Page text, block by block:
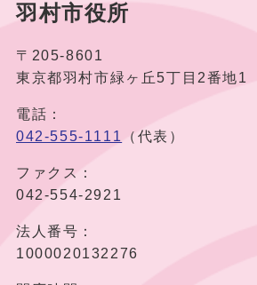
羽村市役所
〒205-8601
東京都羽村市緑ヶ丘5丁目2番地1
電話：
042-555-1111
（代表）
ファクス：
042-554-2921
法人番号：
1000020132276